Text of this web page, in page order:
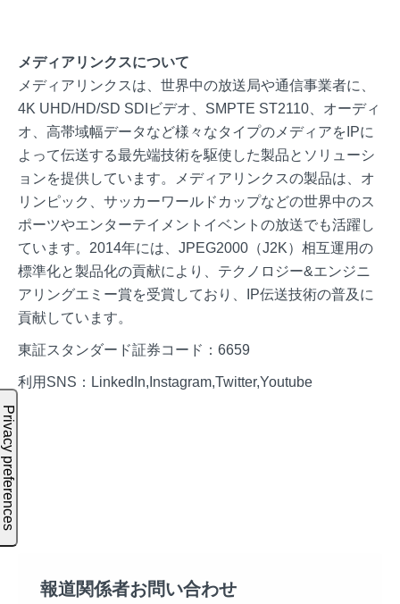
メディアリンクスについて
メディアリンクスは、世界中の放送局や通信事業者に、
4K UHD/HD/SD SDIビデオ、SMPTE ST2110、オーディ
オ、高帯域幅データなど様々なタイプのメディアをIPに
よって伝送する最先端技術を駆使した製品とソリューシ
ョンを提供しています。メディアリンクスの製品は、オ
リンピック、サッカーワールドカップなどの世界中のス
ポーツやエンターテイメントイベントの放送でも活躍し
ています。2014年には、JPEG2000（J2K）相互運用の
標準化と製品化の貢献により、テクノロジー&エンジニ
アリングエミー賞を受賞しており、IP伝送技術の普及に
貢献しています。
東証スタンダード証券コード：6659
利用SNS：LinkedIn,Instagram,Twitter,Youtube
報道関係者お問い合わせ